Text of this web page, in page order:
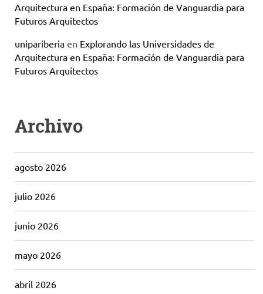
Arquitectura en España: Formación de Vanguardia para
Futuros Arquitectos
unipariberia en Explorando las Universidades de
Arquitectura en España: Formación de Vanguardia para
Futuros Arquitectos
Archivo
agosto 2026
julio 2026
junio 2026
mayo 2026
abril 2026